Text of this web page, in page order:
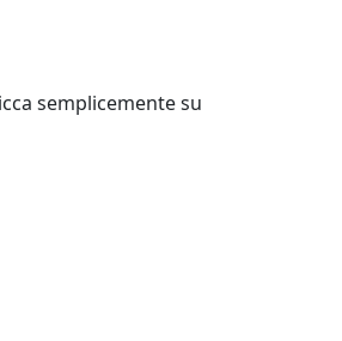
semplicemente su